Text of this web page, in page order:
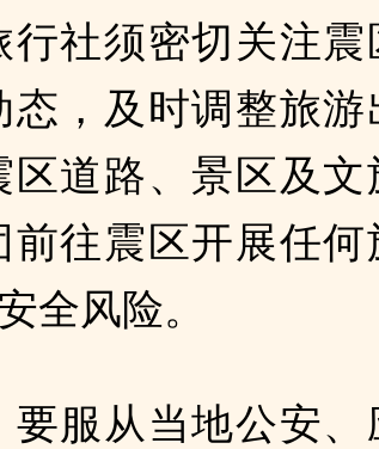
社须密切关注震
，及时调整旅游
道路、景区及文
往震区开展任何
全风险。
服从当地公安、